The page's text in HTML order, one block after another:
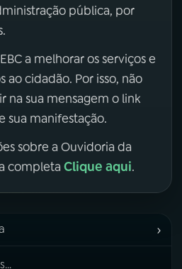
pública, por
a melhorar os serviços e
cidadão. Por isso, não
na sua mensagem o link
sua manifestação.
sobre a Ouvidoria da
completa Clique aqui.
›